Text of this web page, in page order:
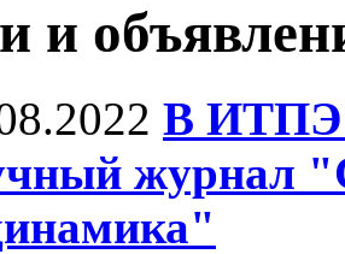
и
В ИТПЭ
журнал